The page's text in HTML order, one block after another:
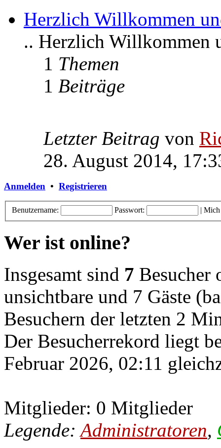
Herzlich Willkommen
.. Herzlich Willkommen
1 Themen
1 Beiträge
Letzter Beitrag von
28. August 2014,
Anmelden • Registrieren
Benutzername: Passwort: | Mich
Wer ist online?
Insgesamt sind 7 Besucher
unsichtbare und 7 Gäste
Besuchern der letzten 2
Der Besucherrekord liegt
Februar 2026, 02:11
Mitglieder: 0 Mitglieder
Legende:Administratoren,